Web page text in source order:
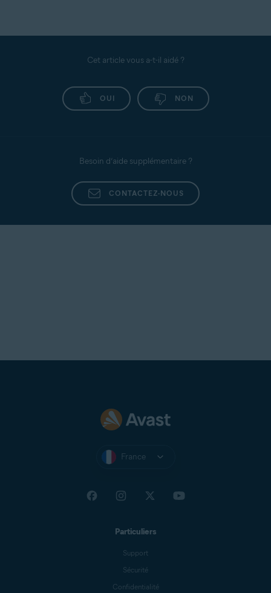
Cet article vous a-t-il aidé ?
OUI NON
Besoin d’aide supplémentaire ?
CONTACTEZ-NOUS
France
Particuliers
Support
Sécurité
Confidentialité